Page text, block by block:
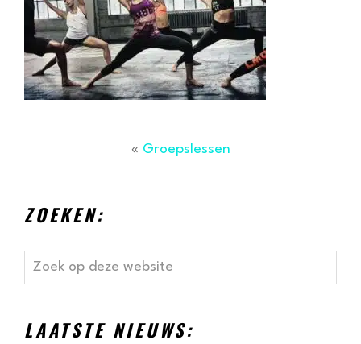
« Groepslessen
ZOEKEN:
Zoek
op
website
LAATSTE NIEUWS: